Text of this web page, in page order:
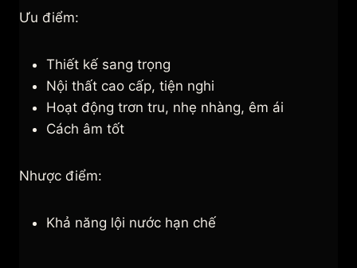
Ưu điểm:
Thiết kế sang trọng
Nội thất cao cấp, tiện nghi
Hoạt động trơn tru, nhẹ nhàng, êm ái
Cách âm tốt
Nhược điểm:
Khả năng lội nước hạn chế